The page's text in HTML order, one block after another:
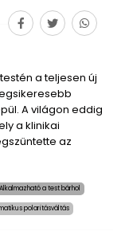
a teljesen új
A világon eddig
a klinikai
az
Alkalmazható a test bárhol
polaritásváltás